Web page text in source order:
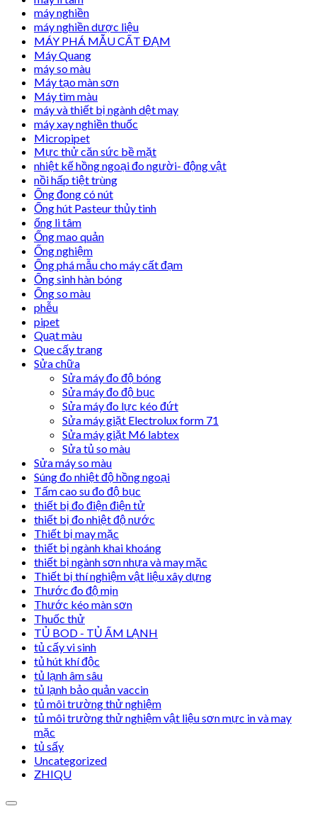
máy nghiền
máy nghiền dược liệu
MÁY PHÁ MẪU CẤT ĐẠM
Máy Quang
máy so màu
Máy tạo màn sơn
Máy tìm màu
máy và thiết bị ngành dệt may
máy xay nghiền thuốc
Micropipet
Mực thử căn sức bề mặt
nhiệt kế hồng ngoại đo người- động vật
nồi hấp tiệt trùng
Ống đong có nút
Ống hút Pasteur thủy tinh
ống li tâm
Ống mao quản
Ống nghiệm
Ống phá mẫu cho máy cất đạm
Ống sinh hàn bóng
Ống so màu
phễu
pipet
Quạt màu
Que cấy trang
Sửa chữa
Sửa máy đo độ bóng
Sửa máy đo độ bục
Sửa máy đo lực kéo đứt
Sửa máy giặt Electrolux form 71
Sửa máy giặt M6 labtex
Sửa tủ so màu
Sửa máy so màu
Súng đo nhiệt độ hồng ngoại
Tấm cao su đo độ bục
thiết bị đo điện điện tử
thiết bị đo nhiệt độ nước
Thiết bị may mặc
thiết bị ngành khai khoáng
thiết bị ngành sơn nhựa và may mặc
Thiết bị thí nghiệm vật liệu xây dựng
Thước đo độ mịn
Thước kéo màn sơn
Thuốc thử
TỦ BOD - TỦ ẤM LẠNH
tủ cấy vi sinh
tủ hút khí độc
tủ lạnh âm sâu
tủ lạnh bảo quản vaccin
tủ môi trường thử nghiệm
tủ môi trường thử nghiệm vật liệu sơn mực in và may
mặc
tủ sấy
Uncategorized
ZHIQU